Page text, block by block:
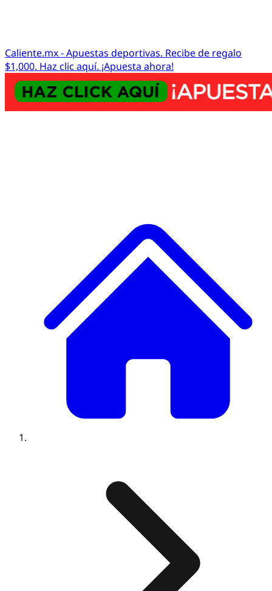
Caliente.mx - Apuestas deportivas. Recibe de regalo
$1,000. Haz clic aquí. ¡Apuesta ahora!